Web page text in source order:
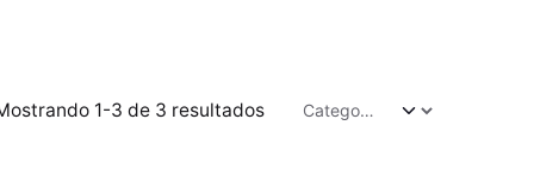
1-3 de 3 resultados